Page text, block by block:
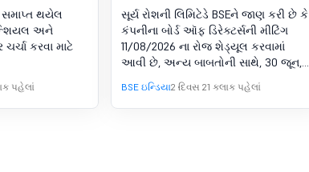
ઇન્વેસ્ટર
સમાપ્ત થયેલ
અને
ચર્ચા કરવા માટે
પહેલાં
થયેલ ત્રિમાસિક માટે ઑડિટ ન
કરેલા નાણાંકીય પરિણામોને
ધ્યાનમાં લેવા માટે બોર્ડ મીટિંગની
સૂચના,
સૂર્ય રોશની લિમિટેડે BSEને જાણ કરી છે કે
કંપનીના બોર્ડ ઑફ ડિરેક્ટર્સની મીટિંગ
11/08/2026 ના રોજ શેડ્યૂલ કરવામાં
આવી છે, અન્ય બાબતોની સાથે, 30 જૂન,
2026 ના રોજ સમાપ્ત થયેલ ત્રિમાસિક
માટે ઑડિટ ન કરેલ ફાઇનાન્શિયલ
પરિણામોને ધ્યાનમાં લેવા અને મંજૂરી
BSE ઇન્ડિયા2 દિવસ 21 કલાક પહેલાં